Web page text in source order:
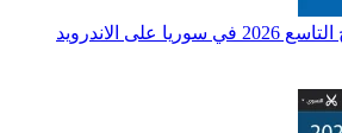
تحميل تطبيق نتائج التاسع 2026 في سوريا على الاندرويد